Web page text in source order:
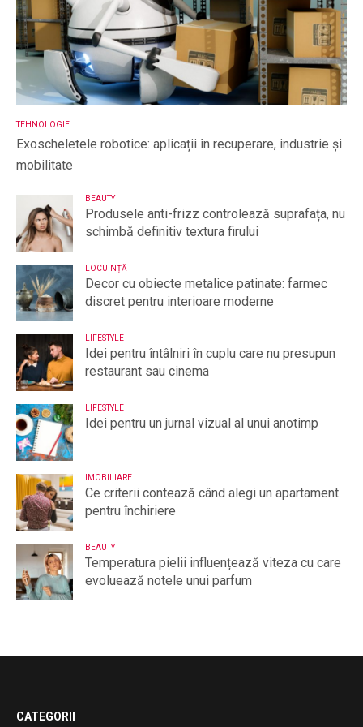
TEHNOLOGIE
Exoscheletele robotice: aplicații în recuperare, industrie și
mobilitate
BEAUTY
Produsele anti-frizz controlează suprafața, nu
schimbă definitiv textura firului
LOCUINȚĂ
Decor cu obiecte metalice patinate: farmec
discret pentru interioare moderne
LIFESTYLE
Idei pentru întâlniri în cuplu care nu presupun
restaurant sau cinema
LIFESTYLE
Idei pentru un jurnal vizual al unui anotimp
IMOBILIARE
Ce criterii contează când alegi un apartament
pentru închiriere
BEAUTY
Temperatura pielii influențează viteza cu care
evoluează notele unui parfum
CATEGORII